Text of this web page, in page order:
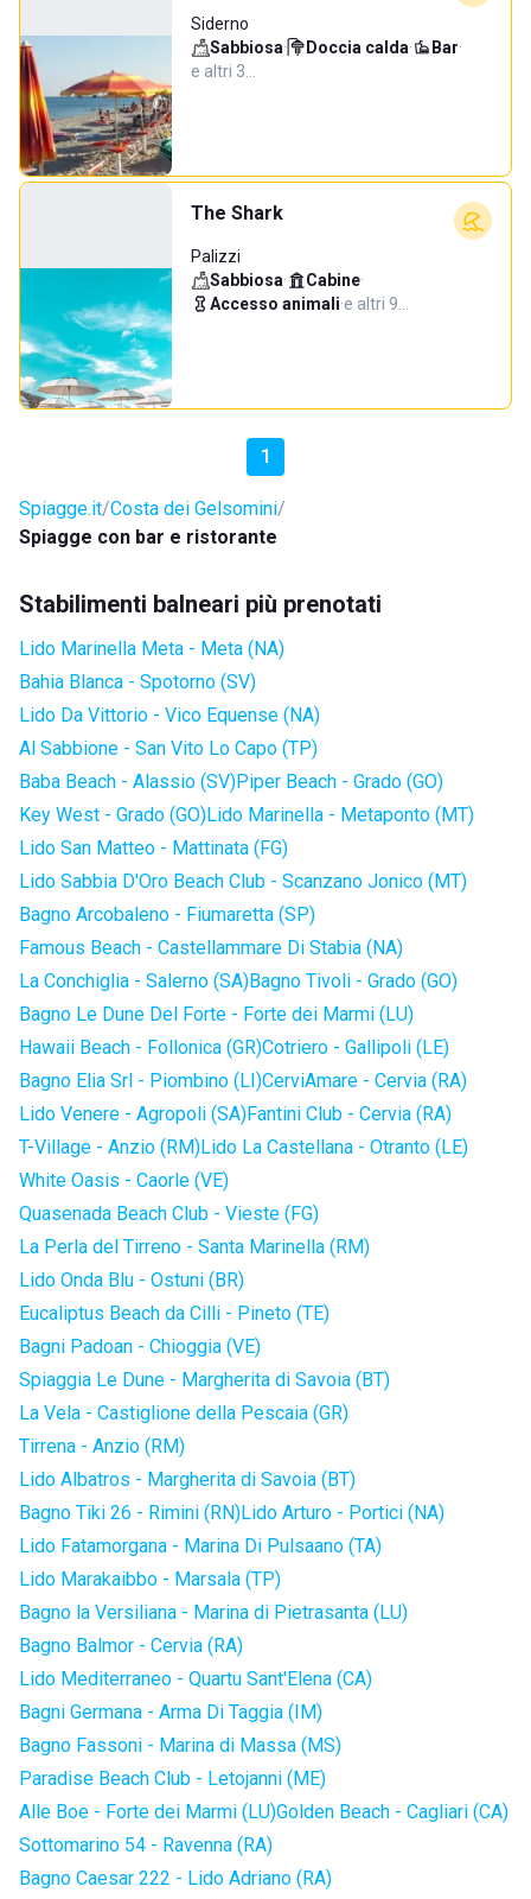
Siderno
Sabbiosa· Doccia calda· Bar·
e altri 3…
The Shark
Palizzi
Sabbiosa· Cabine·
Accesso animali·e altri 9…
1
Spiagge.it Costa dei Gelsomini
Spiagge con bar e ristorante
Stabilimenti balneari più prenotati
Lido Marinella Meta - Meta (NA)
Bahia Blanca - Spotorno (SV)
Lido Da Vittorio - Vico Equense (NA)
Al Sabbione - San Vito Lo Capo (TP)
Baba Beach - Alassio (SV)Piper Beach - Grado (GO)
Key West - Grado (GO)Lido Marinella - Metaponto (MT)
Lido San Matteo - Mattinata (FG)
Lido Sabbia D'Oro Beach Club - Scanzano Jonico (MT)
Bagno Arcobaleno - Fiumaretta (SP)
Famous Beach - Castellammare Di Stabia (NA)
La Conchiglia - Salerno (SA)Bagno Tivoli - Grado (GO)
Bagno Le Dune Del Forte - Forte dei Marmi (LU)
Hawaii Beach - Follonica (GR)Cotriero - Gallipoli (LE)
Bagno Elia Srl - Piombino (LI)CerviAmare - Cervia (RA)
Lido Venere - Agropoli (SA)Fantini Club - Cervia (RA)
T-Village - Anzio (RM)Lido La Castellana - Otranto (LE)
White Oasis - Caorle (VE)
Quasenada Beach Club - Vieste (FG)
La Perla del Tirreno - Santa Marinella (RM)
Lido Onda Blu - Ostuni (BR)
Eucaliptus Beach da Cilli - Pineto (TE)
Bagni Padoan - Chioggia (VE)
Spiaggia Le Dune - Margherita di Savoia (BT)
La Vela - Castiglione della Pescaia (GR)
Tirrena - Anzio (RM)
Lido Albatros - Margherita di Savoia (BT)
Bagno Tiki 26 - Rimini (RN)Lido Arturo - Portici (NA)
Lido Fatamorgana - Marina Di Pulsaano (TA)
Lido Marakaibbo - Marsala (TP)
Bagno la Versiliana - Marina di Pietrasanta (LU)
Bagno Balmor - Cervia (RA)
Lido Mediterraneo - Quartu Sant'Elena (CA)
Bagni Germana - Arma Di Taggia (IM)
Bagno Fassoni - Marina di Massa (MS)
Paradise Beach Club - Letojanni (ME)
Alle Boe - Forte dei Marmi (LU)Golden Beach - Cagliari (CA)
Sottomarino 54 - Ravenna (RA)
Bagno Caesar 222 - Lido Adriano (RA)